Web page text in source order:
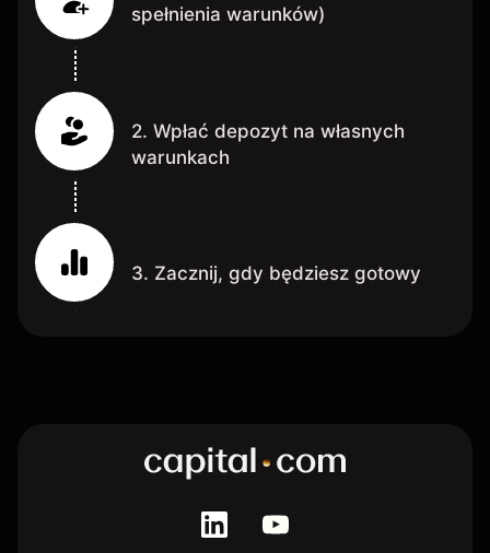
spełnienia warunków)
2. Wpłać depozyt na własnych
warunkach
3. Zacznij, gdy będziesz gotowy